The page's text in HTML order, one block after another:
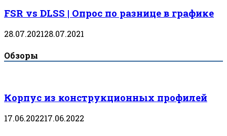
FSR vs DLSS | Опрос по разнице в графике
28.07.202128.07.2021
Обзоры
Корпус из конструкционных профилей
17.06.202217.06.2022